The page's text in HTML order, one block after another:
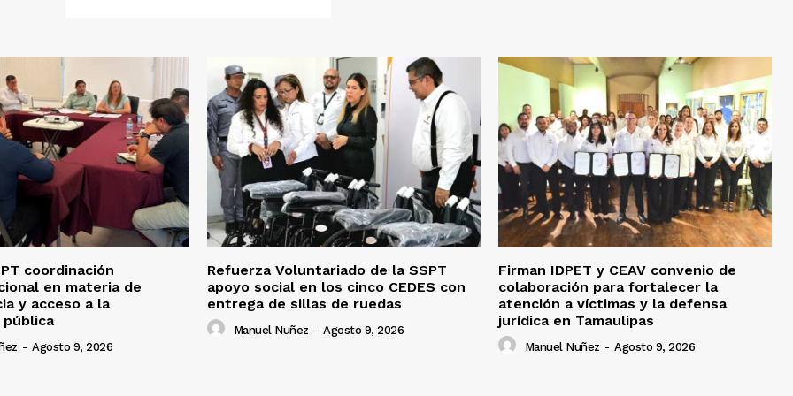
coordinación
en materia de
y acceso a la
- Agosto 9, 2026
Refuerza Voluntariado de la SSPT
apoyo social en los cinco CEDES con
entrega de sillas de ruedas
Manuel Nuñez - Agosto 9, 2026
Firman IDPET y CEAV convenio de
colaboración para fortalecer la
atención a víctimas y la defensa
jurídica en Tamaulipas
Manuel Nuñez - Agosto 9, 2026